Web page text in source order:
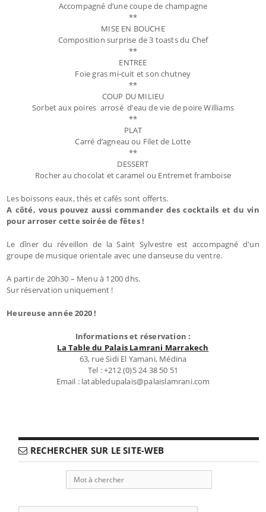
Accompagné d’une coupe de champagne
**
MISE EN BOUCHE
Composition surprise de 3 toasts du Chef
**
ENTREE
Foie gras mi-cuit et son chutney
**
COUP DU MILIEU
Sorbet aux poires arrosé d’eau de vie de poire Williams
**
PLAT
Carré d’agneau ou Filet de Lotte
**
DESSERT
Rocher au chocolat et caramel ou Entremet framboise
Les boissons eaux, thés et cafés sont offerts.
A côté, vous pouvez aussi commander des cocktails et du vin
pour arroser cette soirée de fêtes !
Le dîner du réveillon de la Saint Sylvestre est accompagné d'un
groupe de musique orientale avec une danseuse du ventre.
A partir de 20h30 – Menu à 1200 dhs.
Sur réservation uniquement !
Heureuse année 2020 !
Informations et réservation :
La Table du Palais Lamrani Marrakech
63, rue Sidi El Yamani, Médina
Tel : +212 (0)5 24 38 50 51
Email : latabledupalais@palaislamrani.com
RECHERCHER SUR LE SITE-WEB